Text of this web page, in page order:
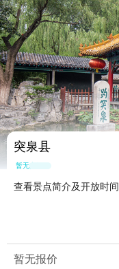
突泉县
暂无点评
查看景点简介及开放时间
暂无报价
